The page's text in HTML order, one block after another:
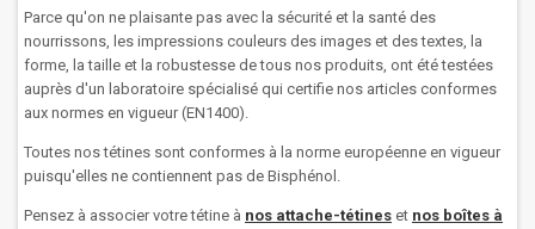
Parce qu'on ne plaisante pas avec la sécurité et la santé des
nourrissons, les impressions couleurs des images et des textes, la
forme, la taille et la robustesse de tous nos produits, ont été testées
auprès d'un laboratoire spécialisé qui certifie nos articles conformes
aux normes en vigueur (EN1400).
Toutes nos tétines sont conformes à la norme européenne en vigueur
puisqu'elles ne contiennent pas de Bisphénol.
Pensez à associer votre tétine à nos attache-tétines et nos boîtes à